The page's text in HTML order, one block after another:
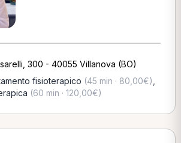
300 - 40055 Villanova (BO)
fisioterapico (45 min · 80,00€)
(60 min · 120,00€)